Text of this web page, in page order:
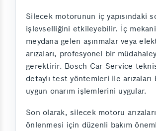
Silecek motorunun iç yapısındaki
işlevselliğini etkileyebilir. İç
meydana gelen aşınmalar veya
arızaları, profesyonel bir
gerektirir. Bosch Car Service
detaylı test yöntemleri ile arızaları
uygun onarım işlemlerini uygular.
Son olarak, silecek motoru
önlenmesi için düzenli bakım